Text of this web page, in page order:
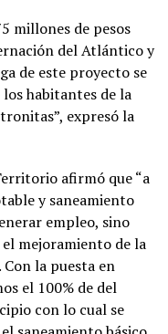
millones de pesos
del Atlántico y
de este proyecto se
habitantes de la
expresó la
afirmó que “a
y saneamiento
empleo, sino
mejoramiento de la
la puesta en
el 100% de del
con lo cual se